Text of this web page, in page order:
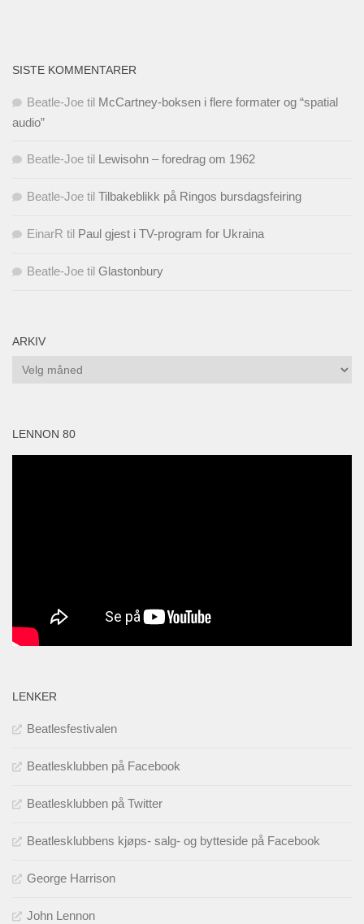
SISTE KOMMENTARER
Beatle-Joe til McCartney-boksen i flere formater og “spatial
audio”
Beatle-Joe til Lewisohn – foredrag om 1962
Beatle-Joe til Tilbakeblikk på Ringos bursdagsfeiring
EinarR til Paul gjest i TV-program for Ukraina
Beatle-Joe til Glastonbury
ARKIV
Arkiv
LENNON 80
LENKER
Beatlesfestivalen
Beatlesklubben på Facebook
Beatlesklubben på Twitter
Beatlesklubbens kjøps- salg- og bytteside på Facebook
George Harrison
John Lennon